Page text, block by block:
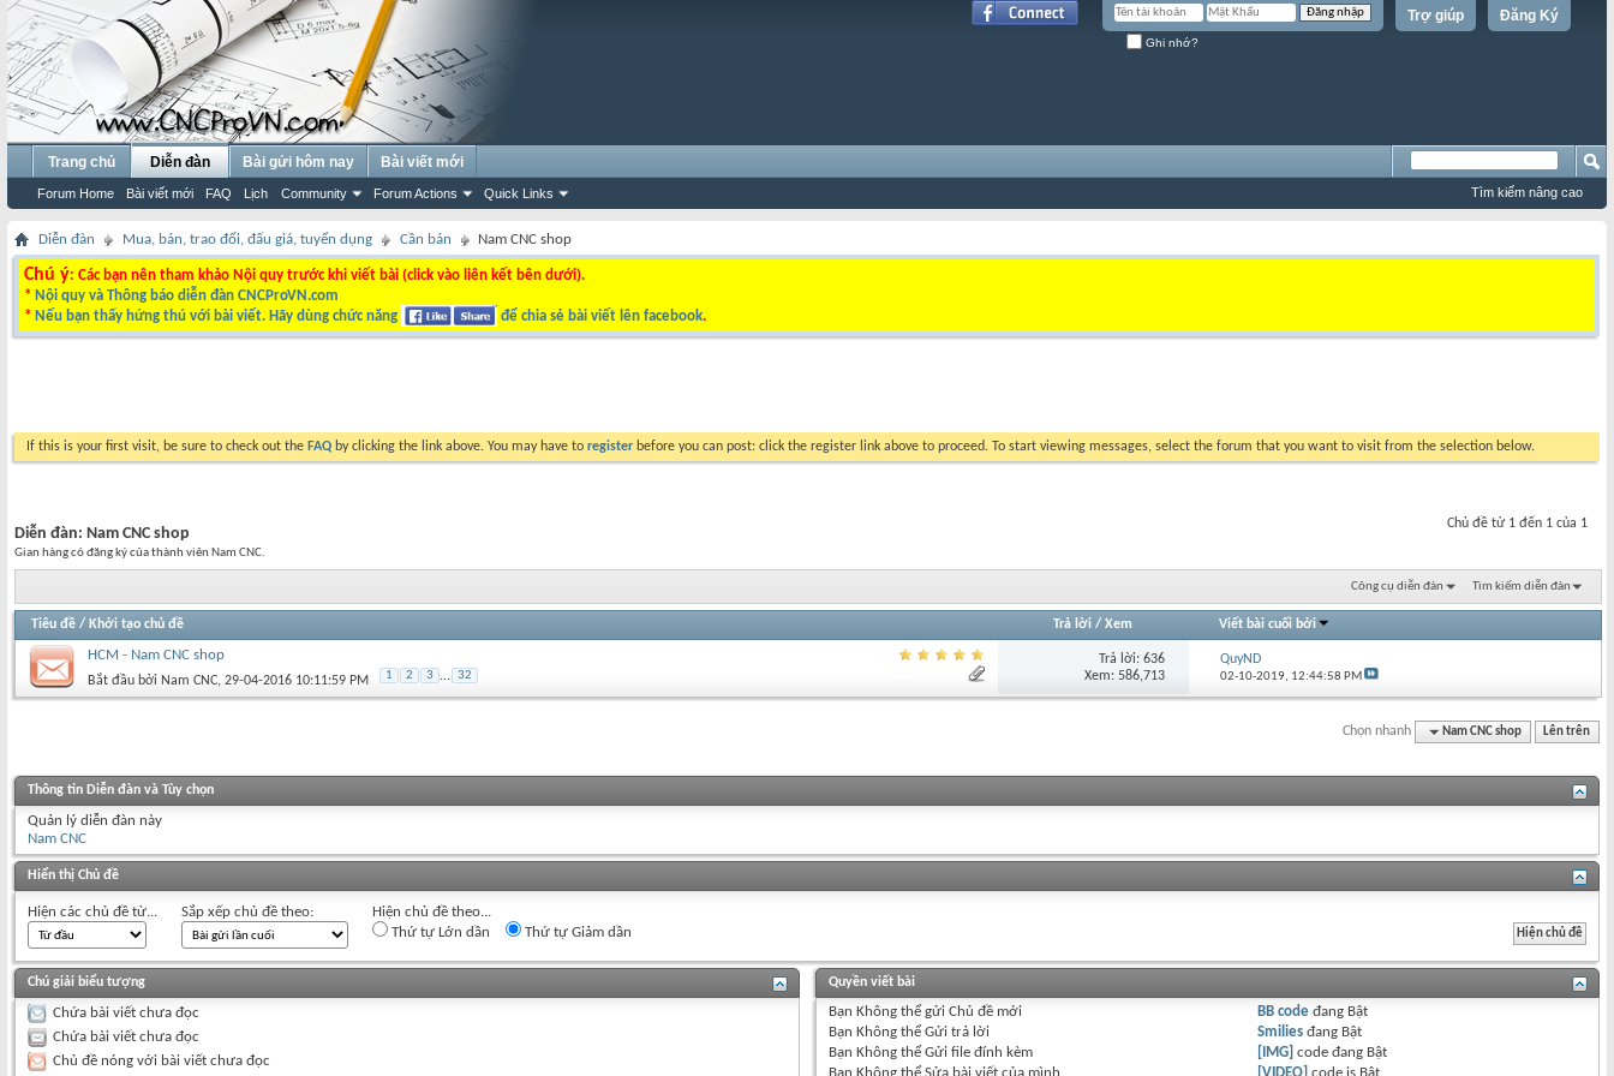
Đăng Ký
Trợ giúp
Ghi nhớ?
Trang chủ Diễn đàn
Forum Home Bài viết mới FAQ Lịch Community Forum Actions Quick Links
Bài gửi hôm nay Bài viết mới
Tìm kiếm nâng cao
Diễn đàn Mua, bán, trao đổi, đấu giá, tuyển dụng Cần bán Nam CNC shop
Chú ý: Các bạn nên tham khảo Nội quy trước khi viết bài (click vào liên kết bên dưới).
* Nội quy và Thông báo diễn đàn CNCProVN.com
* Nếu bạn thấy hứng thú với bài viết. Hãy dùng chức năng để chia sẻ bài viết lên facebook.
If this is your first visit, be sure to check out the FAQ by clicking the link above. You may have to register before you can post: click the register link above to proceed. To start viewing messages, select the forum that you want to visit from the selection below.
Chủ đề từ 1 đến 1 của 1
Diễn đàn: Nam CNC shop
Gian hàng có đăng ký của thành viên Nam CNC.
Công cụ diễn đàn Tìm kiếm diễn đàn
Tiêu đề / Khởi tạo chủ đề Trả lời/ Xem Viết bài cuối bởi
HCM - Nam CNC shop
Bắt đầu bởi Nam CNC‎, 29-04-2016 10:11:59 PM 1 2 3 ... 32
Trả lời: 636
Xem: 586,713
QuyND
02-10-2019, 12:44:58 PM
Chọn nhanh Nam CNC shop Lên trên
Thông tin Diễn đàn và Tùy chọn
Quản lý diễn đàn này
Nam CNC
Hiển thị Chủ đề
Hiện các chủ đề từ... Sắp xếp chủ đề theo:
Hiện chủ đề theo...
Thứ tự Lớn dần
Thứ tự Giảm dần
Chú giải biểu tượng
Chứa bài viết chưa đọc
Chứa bài viết chưa đọc
Chủ đề nóng với bài viết chưa đọc
Quyền viết bài
Bạn Không thểgửi Chủ đề mới
Bạn Không thểGửi trả lời
Bạn Không thểGửi file đính kèm
Bạn Không thểSửa bài viết của mình
BB code đang Bật
Smilies đang Bật
[IMG] code đang Bật
[VIDEO] code is Bật